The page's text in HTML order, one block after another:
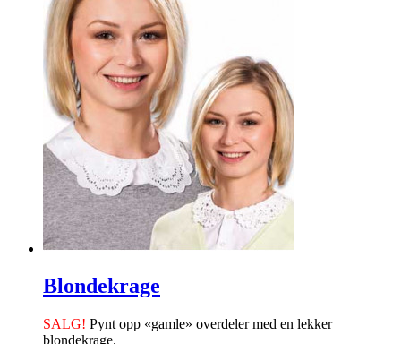
Negleklipper
Kraftig negleklipper som er perfekt til harde tånegler!
info
kr79
Kjøp